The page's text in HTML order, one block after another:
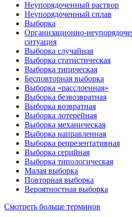
Неупорядоченный раствор
Неупорядоченный сплав
Выборка
Организационно-
ситуация
Выборка случайная
Выборка статистическая
Выборка типическая
Бесповторная выборка
Выборка «расслоенная»
Выборка безвозвратная
Выборка возвратная
Выборка лотерейная
Выборка механическая
Выборка направленная
Выборка репрезентативная
Выборка серийная
Выборка типологическая
Малая выборка
Повторная выборка
Вероятностная выборка
Смотреть больше терминов